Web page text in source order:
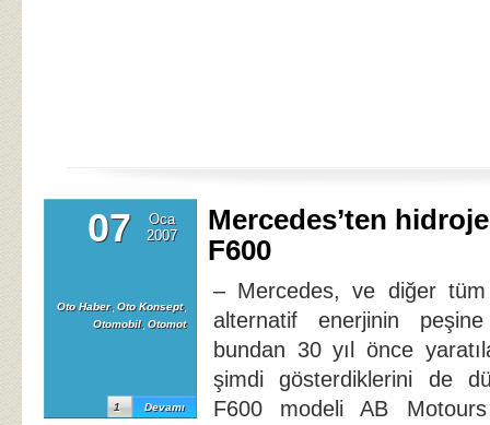
07
Oca
2007
Oto Haber, Oto Konsept,
Otomobil, Otomot
Devamı
1
Mercedes’ten
F600
– Mercedes, ve diğer tüm
alternatif enerjinin
bundan 30 yıl önce
şimdi gösterdiklerini de
F600 modeli AB